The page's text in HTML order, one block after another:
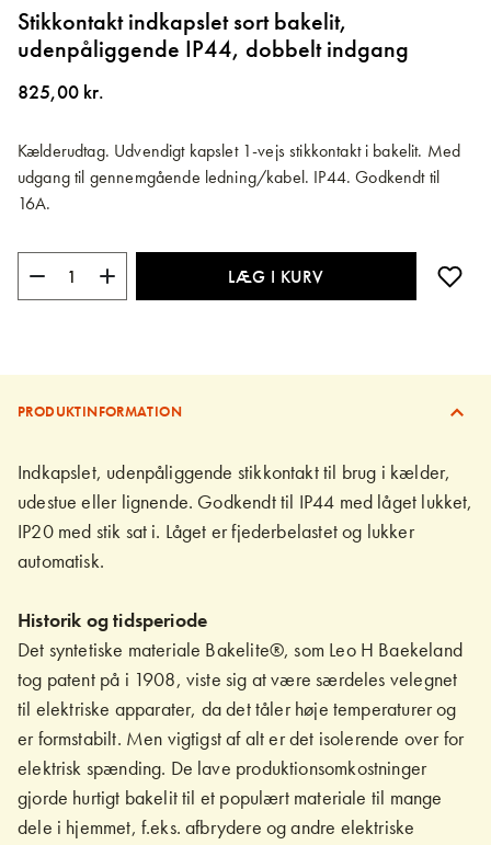
til
starten
af
billedgalleriet
Stikkontakt indkapslet sort bakelit,
udenpåliggende IP44, dobbelt indgang
825,00 kr.
Kælderudtag. Udvendigt kapslet 1-vejs stikkontakt i bakelit. Med
udgang til gennemgående ledning/kabel. IP44. Godkendt til
16A.
LÆG I KURV
PRODUKTINFORMATION
Indkapslet, udenpåliggende stikkontakt til brug i kælder,
udestue eller lignende. Godkendt til IP44 med låget lukket,
IP20 med stik sat i. Låget er fjederbelastet og lukker
automatisk.
Historik og tidsperiode
Det syntetiske materiale Bakelite®, som Leo H Baekeland
tog patent på i 1908, viste sig at være særdeles velegnet
til elektriske apparater, da det tåler høje temperaturer og
er formstabilt. Men vigtigst af alt er det isolerende over for
elektrisk spænding. De lave produktionsomkostninger
gjorde hurtigt bakelit til et populært materiale til mange
dele i hjemmet, f.eks. afbrydere og andre elektriske